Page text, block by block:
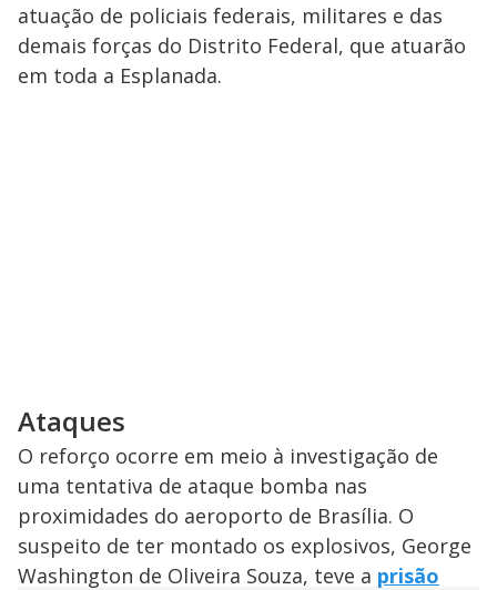
atuação de policiais federais, militares e das
demais forças do Distrito Federal, que atuarão
em toda a Esplanada.
Ataques
O reforço ocorre em meio à investigação de
uma tentativa de ataque bomba nas
proximidades do aeroporto de Brasília. O
suspeito de ter montado os explosivos, George
Washington de Oliveira Souza, teve a prisão